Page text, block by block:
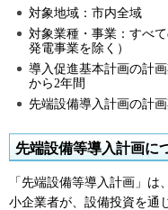
対象地域：市内全域
対象業種・事業：すべ
発電事業を除く）
導入促進基本計画の計
から2年間
先端設備導入計画の計
先端設備等導入計画に
「先端設備等導入計画」
小企業者が、設備投資を通